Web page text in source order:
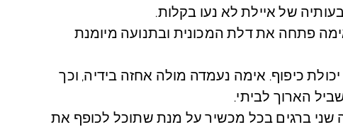
של איילת לא נעו בקלות.
פתחה את דלת המכונית ובתנועה מיומנת
כיפוף. אימה נעמדה מולה אחזה בידיה, וכך
הארוך לביתי.
שני ברגים בכל מכשיר על מנת שתוכל לכופף את